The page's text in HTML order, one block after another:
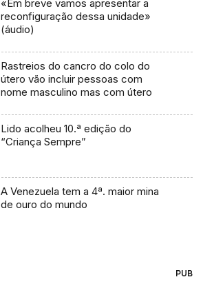
«Em breve vamos apresentar a
reconfiguração dessa unidade»
(áudio)
Rastreios do cancro do colo do
útero vão incluir pessoas com
nome masculino mas com útero
Lido acolheu 10.ª edição do
“Criança Sempre”
A Venezuela tem a 4ª. maior mina
de ouro do mundo
PUB